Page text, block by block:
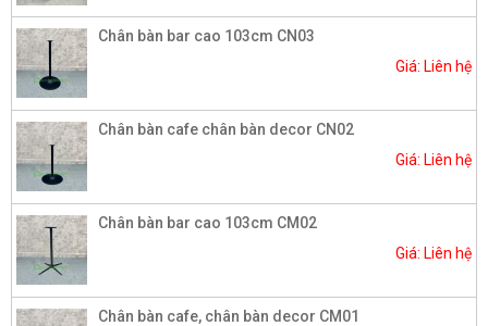
Chân bàn bar cao 103cm CN03
Giá: Liên hệ
Chân bàn cafe chân bàn decor CN02
Giá: Liên hệ
Chân bàn bar cao 103cm CM02
Giá: Liên hệ
Chân bàn cafe, chân bàn decor CM01